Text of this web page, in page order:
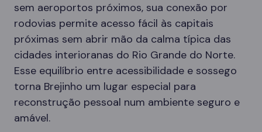
sem aeroportos próximos, sua conexão por
rodovias permite acesso fácil às capitais
próximas sem abrir mão da calma típica das
cidades interioranas do Rio Grande do Norte.
Esse equilíbrio entre acessibilidade e sossego
torna Brejinho um lugar especial para
reconstrução pessoal num ambiente seguro e
amável.